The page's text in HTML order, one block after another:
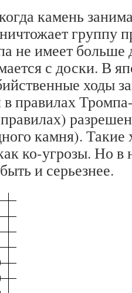
камень
группу
не имеет больше
с доски. В
ходы
правилах
камня).
ко-угрозы. Но в
и серьезнее.